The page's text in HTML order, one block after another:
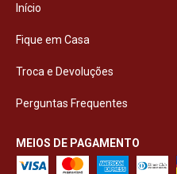
Início
Fique em Casa
Troca e Devoluções
Perguntas Frequentes
MEIOS DE PAGAMENTO